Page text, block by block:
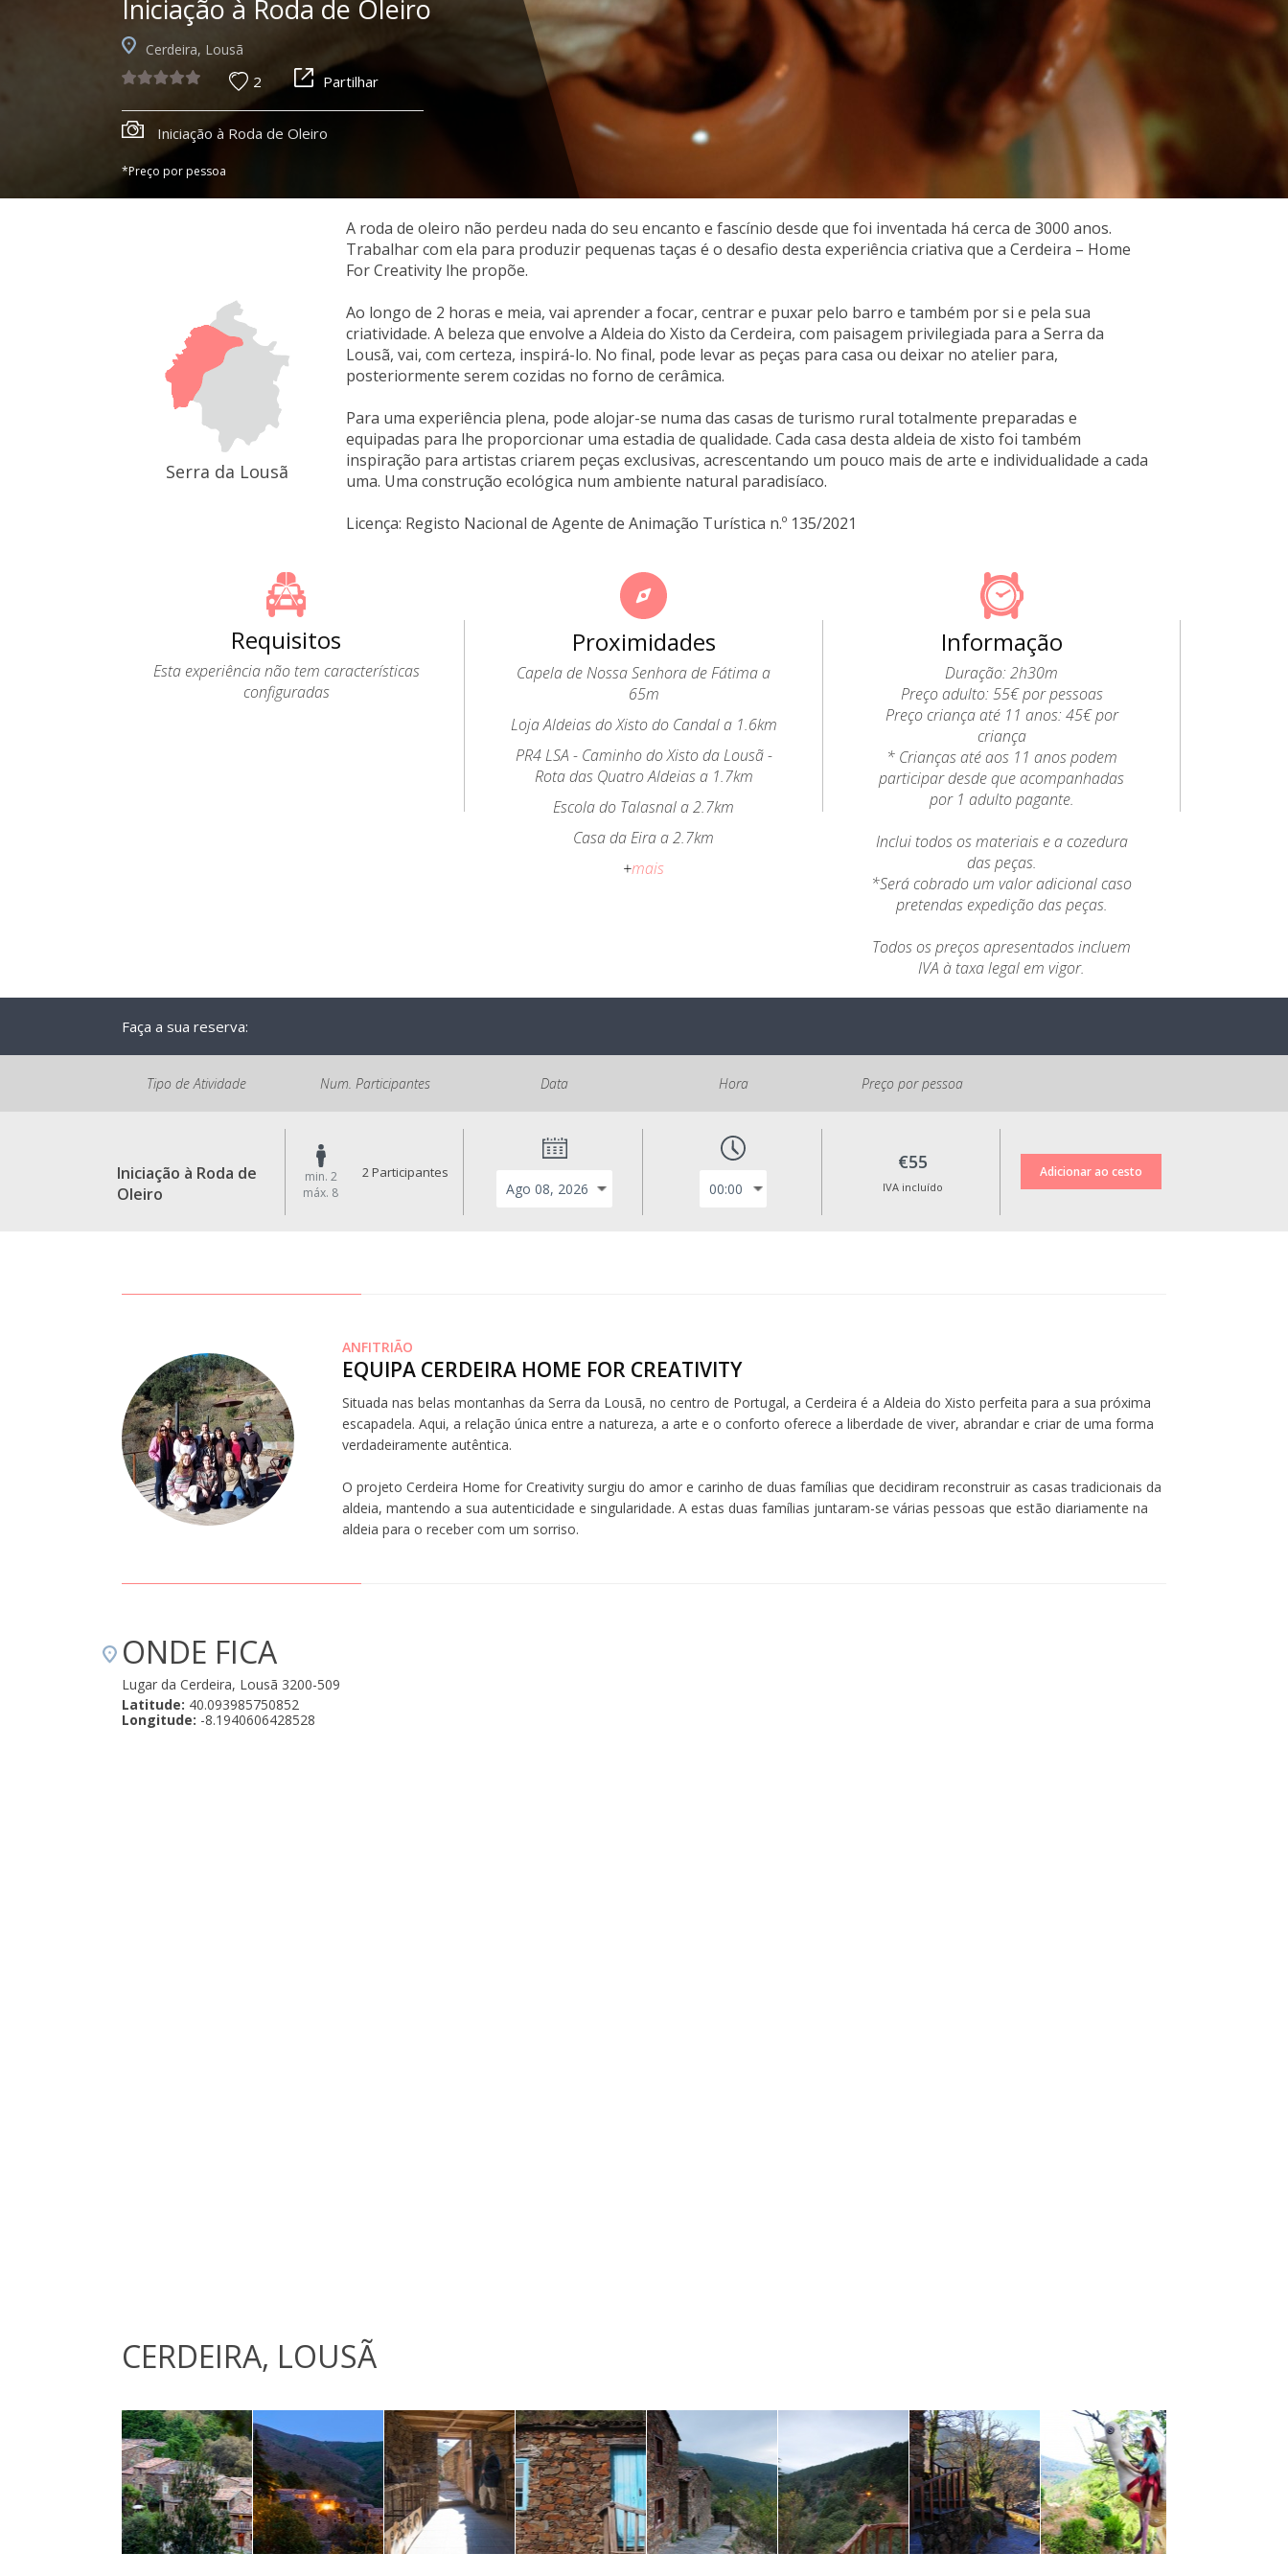
Iniciação à Roda de Oleiro
Cerdeira, Lousã
2 Partilhar
Iniciação à Roda de Oleiro
*Preço por pessoa
Serra da Lousã
A roda de oleiro não perdeu nada do seu encanto e fascínio desde que foi inventada há cerca de 3000 anos.
Trabalhar com ela para produzir pequenas taças é o desafio desta experiência criativa que a Cerdeira – Home
For Creativity lhe propõe.
Ao longo de 2 horas e meia, vai aprender a focar, centrar e puxar pelo barro e também por si e pela sua
criatividade. A beleza que envolve a Aldeia do Xisto da Cerdeira, com paisagem privilegiada para a Serra da
Lousã, vai, com certeza, inspirá-lo. No final, pode levar as peças para casa ou deixar no atelier para,
posteriormente serem cozidas no forno de cerâmica.
Para uma experiência plena, pode alojar-se numa das casas de turismo rural totalmente preparadas e
equipadas para lhe proporcionar uma estadia de qualidade. Cada casa desta aldeia de xisto foi também
inspiração para artistas criarem peças exclusivas, acrescentando um pouco mais de arte e individualidade a cada
uma. Uma construção ecológica num ambiente natural paradisíaco.
Licença: Registo Nacional de Agente de Animação Turística n.º 135/2021
Requisitos
Esta experiência não tem características
configuradas
Proximidades
Capela de Nossa Senhora de Fátima a
65m
Loja Aldeias do Xisto do Candal a 1.6km
PR4 LSA - Caminho do Xisto da Lousã -
Rota das Quatro Aldeias a 1.7km
Escola do Talasnal a 2.7km
Casa da Eira a 2.7km
+mais
Informação
Duração: 2h30m
Preço adulto: 55€ por pessoas
Preço criança até 11 anos: 45€ por
criança
* Crianças até aos 11 anos podem
participar desde que acompanhadas
por 1 adulto pagante.
Inclui todos os materiais e a cozedura
das peças.
*Será cobrado um valor adicional caso
pretendas expedição das peças.
Todos os preços apresentados incluem
IVA à taxa legal em vigor.
Faça a sua reserva:
Tipo de Atividade Num. Participantes Data Hora Preço por pessoa
Iniciação à Roda de
Oleiro
min. 2
máx. 8
2 Participantes €55
IVA incluído
ANFITRIÃO
EQUIPA CERDEIRA HOME FOR CREATIVITY
Situada nas belas montanhas da Serra da Lousã, no centro de Portugal, a Cerdeira é a Aldeia do Xisto perfeita para a sua próxima
escapadela. Aqui, a relação única entre a natureza, a arte e o conforto oferece a liberdade de viver, abrandar e criar de uma forma
verdadeiramente autêntica.
O projeto Cerdeira Home for Creativity surgiu do amor e carinho de duas famílias que decidiram reconstruir as casas tradicionais da
aldeia, mantendo a sua autenticidade e singularidade. A estas duas famílias juntaram-se várias pessoas que estão diariamente na
aldeia para o receber com um sorriso.
ONDE FICA
Lugar da Cerdeira, Lousã 3200-509
Latitude: 40.093985750852
Longitude: -8.1940606428528
CERDEIRA, LOUSÃ